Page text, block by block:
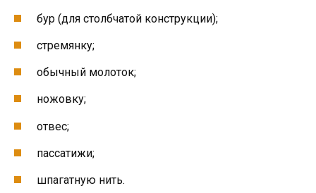
бур (для столбчатой конструкции);
стремянку;
обычный молоток;
ножовку;
отвес;
пассатижи;
шпагатную нить.